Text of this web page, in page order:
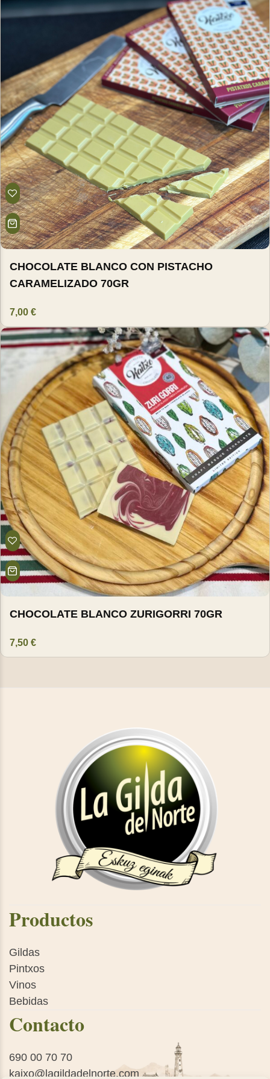
CHOCOLATE BLANCO CON PISTACHO
CARAMELIZADO 70GR
7,00 €
CHOCOLATE BLANCO ZURIGORRI 70GR
7,50 €
Productos
Gildas
Pintxos
Vinos
Bebidas
Contacto
690 00 70 70
kaixo@lagildadelnorte.com